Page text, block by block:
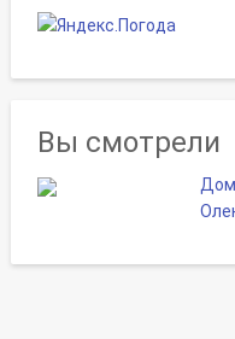
Вы смотрели
Дом